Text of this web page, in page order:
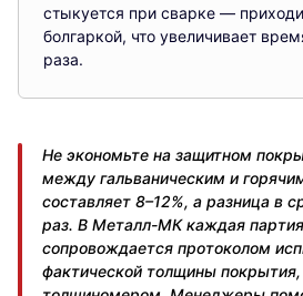
стыкуется при сварке —
болгаркой, что увеличивает
раза.
Не экономьте на защитном
между гальваническим и
составляет 8–12%, а разница в
раз. В Металл-МК каждая
сопровождается протоколом
фактической толщины